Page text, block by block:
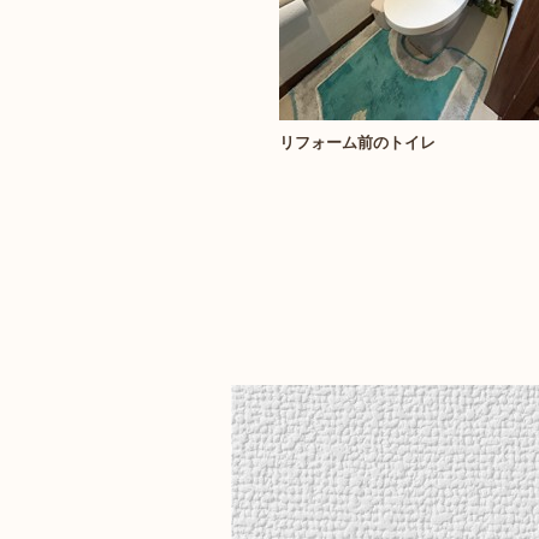
リフォーム前のトイレ